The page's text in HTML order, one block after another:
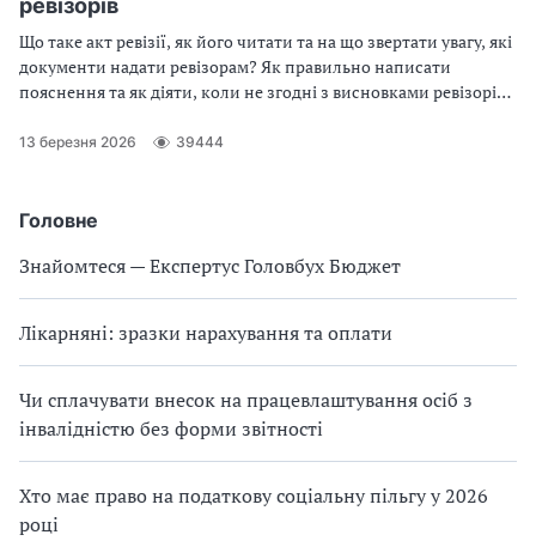
Головне
Знайомтеся — Експертус Головбух Бюджет
Лікарняні: зразки нарахування та оплати
Чи сплачувати внесок на працевлаштування осіб з
інвалідністю без форми звітності
Хто має право на податкову соціальну пільгу у 2026
році
ревізорів
Що таке акт ревізії, як його читати та на що звертати увагу, які
документи надати ревізорам? Як правильно написати
пояснення та як діяти, коли не згодні з висновками ревізорів
13 березня 2026 39444